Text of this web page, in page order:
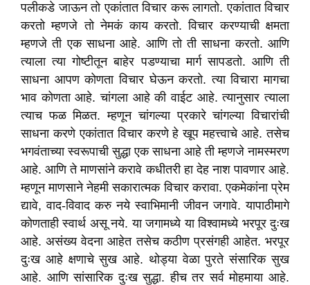
पलीकडे जाऊन तो एकांतात विचार करू लागतो. एकांतात विचार
करतो म्हणजे तो नेमकं काय करतो. विचार करण्याची क्षमता
म्हणजे ती एक साधना आहे. आणि तो ती साधना करतो. आणि
त्याला त्या गोष्टीतून बाहेर पडण्याचा मार्ग सापडतो. आणि ती
साधना आपण कोणता विचार घेऊन करतो. त्या विचारा मागचा
भाव कोणता आहे. चांगला आहे की वाईट आहे. त्यानुसार त्याला
त्याच फळ मिळत. म्हणून चांगल्या प्रकारे चांगल्या विचारांची
साधना करणे एकांतात विचार करणे हे खूप महत्त्वाचे आहे. तसेच
भगवंताच्या स्वरूपाची सुद्धा एक साधना आहे ती म्हणजे नामस्मरण
आहे. आणि ते माणसांने करावे कधीतरी हा देह नाश पावणार आहे.
म्हणून माणसाने नेहमी सकारात्मक विचार करावा. एकमेकांना प्रेम
द्यावे, वाद-विवाद करु नये स्वाभिमानी जीवन जगावे. यापाठीमागे
कोणताही स्वार्थ असू नये. या जगामध्ये या विश्वामध्ये भरपूर दुःख
आहे. असंख्य वेदना आहेत तसेच कठीण प्रसंगही आहेत. भरपूर
दुःख आहे क्षणाचे सुख आहे. थोड्या वेळा पुरते संसारिक सुख
आहे. आणि सांसारिक दुःख सुद्धा. हीच तर सर्व मोहमाया आहे.